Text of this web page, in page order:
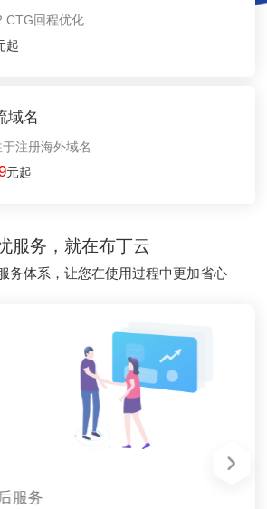
CTG回程优化
起
域名
于注册海外域名
元起
服务，就在布丁云
务体系，让您在使用过程中更加省心
1在线售前售后服务
时内无理由全额退款
响应
在线售前售后服务
时内无理由全额退款